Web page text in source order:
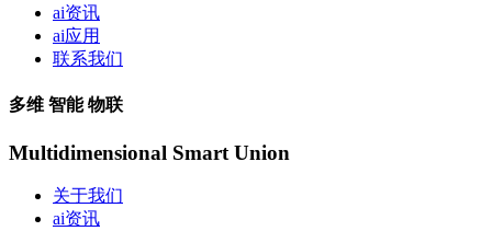
ai资讯
ai应用
联系我们
多维 智能 物联
Multidimensional Smart Union
关于我们
ai资讯